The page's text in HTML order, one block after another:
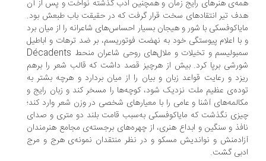
هنرهای رایج زمان و همچنین ادب گذشته نواخت و پس از آن
تیر انتقادهای سخت قرار گرفت که در حقیقت باب طبعش بود.
با شور و هیجان بسیار احساس‌های شاعرانه را از میان برد
اعلام پیوستگی خود به نهضت فوتوریسم، بر ضد ترهات و اباطیل
سمبولیسم و تخیلات و ملال‌های روحی شاعران منحط Décadents
برپا کرد. بیش از هرچیز قصد داشت که قالب شعر را برهم
و رعایت قواعد زبان و بیان را از میان بردارد و هرچه بشتر به
عظیم ملت نزدیک شود، کوچه‌ها را مسخر کند و زبان رایج و
آشنا و عامی را با معیارهای شخصی در وزن شعر وارد کند؛
نگذشت که مایاکوفسکی به‌سبب قامت بلند دو متری و صدای
و سنگین و ابداع هنری، از چهره‌های برجسته‌ی مجامع هنرمندان
و نواندیش مسکو و در نظر منتقدان نمونه‌ی هرج و مرج
گشت.